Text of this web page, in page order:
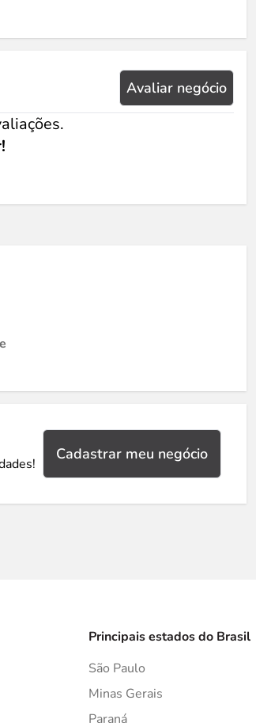
Avaliar negócio
Cadastrar meu negócio
Principais estados do Brasil
São Paulo
Minas Gerais
Paraná